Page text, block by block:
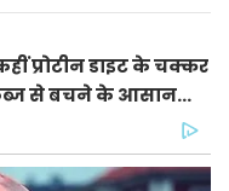
प्रोटीन डाइट के चक्कर
कब्ज से बचने के आसान